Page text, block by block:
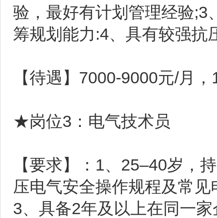
验，最好有计划管理经验;3
筹规划能力:4、具有较强抗
【待遇】7000-9000元/月
★岗位3：电气技术员
【要求】：1、25–40岁，
压电气安全操作规程及常
3、具备2年及以上在同一